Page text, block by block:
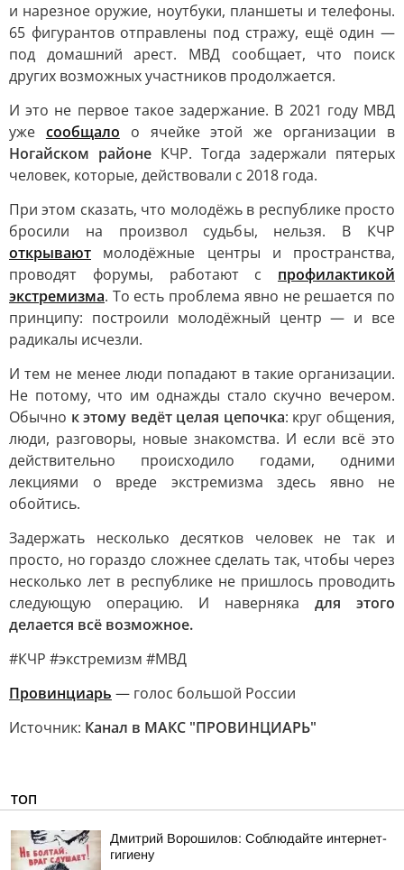
и нарезное оружие, ноутбуки, планшеты и телефоны.
65 фигурантов отправлены под стражу, ещё один —
под домашний арест. МВД сообщает, что поиск
других возможных участников продолжается.
И это не первое такое задержание. В 2021 году МВД
уже сообщало о ячейке этой же организации в
Ногайском районе КЧР. Тогда задержали пятерых
человек, которые, действовали с 2018 года.
При этом сказать, что молодёжь в республике просто
бросили на произвол судьбы, нельзя. В КЧР
открывают молодёжные центры и пространства,
проводят форумы, работают с профилактикой
экстремизма. То есть проблема явно не решается по
принципу: построили молодёжный центр — и все
радикалы исчезли.
И тем не менее люди попадают в такие организации.
Не потому, что им однажды стало скучно вечером.
Обычно к этому ведёт целая цепочка: круг общения,
люди, разговоры, новые знакомства. И если всё это
действительно происходило годами, одними
лекциями о вреде экстремизма здесь явно не
обойтись.
Задержать несколько десятков человек не так и
просто, но гораздо сложнее сделать так, чтобы через
несколько лет в республике не пришлось проводить
следующую операцию. И наверняка для этого
делается всё возможное.
#КЧР #экстремизм #МВД
Провинциарь — голос большой России
Источник: Канал в МАКС "ПРОВИНЦИАРЬ"
ТОП
Дмитрий Ворошилов: Соблюдайте интернет-
гигиену